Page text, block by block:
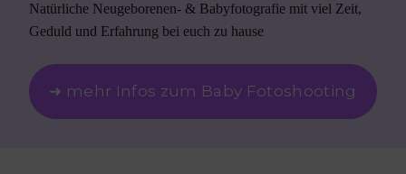
Natürliche Neugeborenen- & Babyfotografie mit viel Zeit,
Geduld und Erfahrung bei euch zu hause
➜ mehr Infos zum Baby Fotoshooting